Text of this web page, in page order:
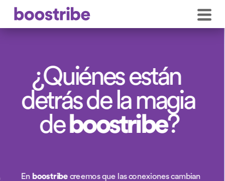
¿Quiénes están
detrás de la magia
de boostribe?
En boostribe creemos que las conexiones cambian